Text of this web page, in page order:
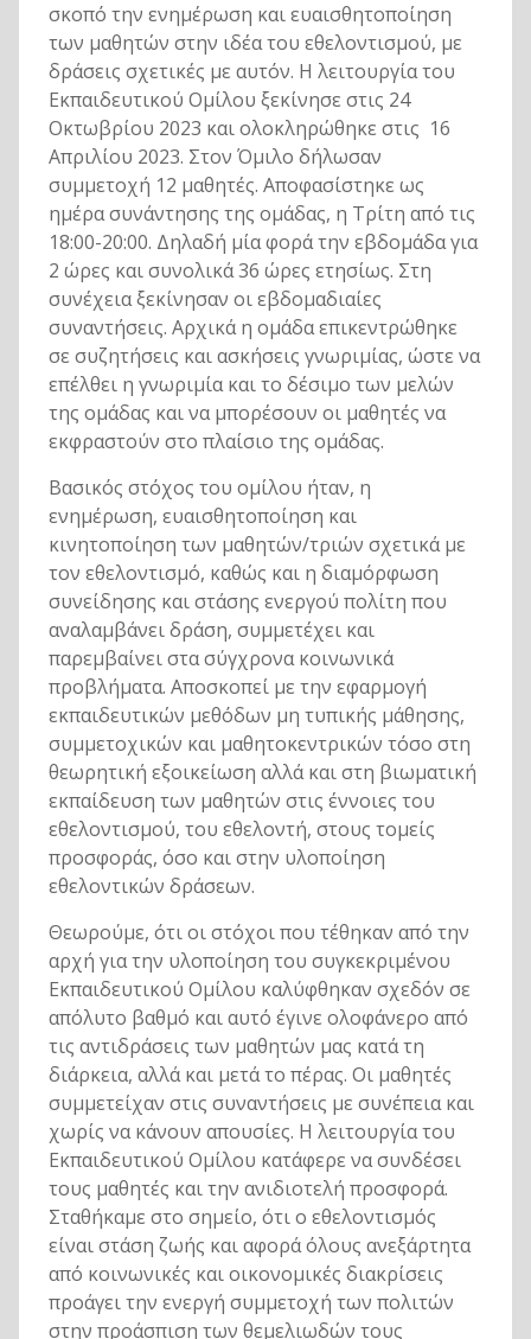
σκοπό την ενημέρωση και ευαισθητοποίηση
των μαθητών στην ιδέα του εθελοντισμού, με
δράσεις σχετικές με αυτόν. Η λειτουργία του
Εκπαιδευτικού Ομίλου ξεκίνησε στις 24
Οκτωβρίου 2023 και ολοκληρώθηκε στις 16
Απριλίου 2023. Στον Όμιλο δήλωσαν
συμμετοχή 12 μαθητές. Αποφασίστηκε ως
ημέρα συνάντησης της ομάδας, η Τρίτη από τις
18:00-20:00. Δηλαδή μία φορά την εβδομάδα για
2 ώρες και συνολικά 36 ώρες ετησίως. Στη
συνέχεια ξεκίνησαν οι εβδομαδιαίες
συναντήσεις. Αρχικά η ομάδα επικεντρώθηκε
σε συζητήσεις και ασκήσεις γνωριμίας, ώστε να
επέλθει η γνωριμία και το δέσιμο των μελών
της ομάδας και να μπορέσουν οι μαθητές να
εκφραστούν στο πλαίσιο της ομάδας.
Βασικός στόχος του ομίλου ήταν, η
ενημέρωση, ευαισθητοποίηση και
κινητοποίηση των μαθητών/τριών σχετικά με
τον εθελοντισμό, καθώς και η διαμόρφωση
συνείδησης και στάσης ενεργού πολίτη που
αναλαμβάνει δράση, συμμετέχει και
παρεμβαίνει στα σύγχρονα κοινωνικά
προβλήματα. Αποσκοπεί με την εφαρμογή
εκπαιδευτικών μεθόδων μη τυπικής μάθησης,
συμμετοχικών και μαθητοκεντρικών τόσο στη
θεωρητική εξοικείωση αλλά και στη βιωματική
εκπαίδευση των μαθητών στις έννοιες του
εθελοντισμού, του εθελοντή, στους τομείς
προσφοράς, όσο και στην υλοποίηση
εθελοντικών δράσεων.
Θεωρούμε, ότι οι στόχοι που τέθηκαν από την
αρχή για την υλοποίηση του συγκεκριμένου
Εκπαιδευτικού Ομίλου καλύφθηκαν σχεδόν σε
απόλυτο βαθμό και αυτό έγινε ολοφάνερο από
τις αντιδράσεις των μαθητών μας κατά τη
διάρκεια, αλλά και μετά το πέρας. Οι μαθητές
συμμετείχαν στις συναντήσεις με συνέπεια και
χωρίς να κάνουν απουσίες. Η λειτουργία του
Εκπαιδευτικού Ομίλου κατάφερε να συνδέσει
τους μαθητές και την ανιδιοτελή προσφορά.
Σταθήκαμε στο σημείο, ότι ο εθελοντισμός
είναι στάση ζωής και αφορά όλους ανεξάρτητα
από κοινωνικές και οικονομικές διακρίσεις
προάγει την ενεργή συμμετοχή των πολιτών
στην προάσπιση των θεμελιωδών τους